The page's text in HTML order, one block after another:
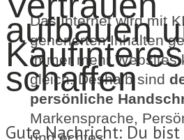
Das Internet wird mit
generierten Inhalten
Immer mehr Websites
gleich. Deshalb sind
persönliche
Markensprache,
aufbauen
schaffen
Gute Nachricht: Du